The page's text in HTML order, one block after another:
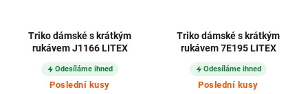
Triko dámské s krátkým
rukávem J1166 LITEX
Odesíláme ihned
Poslední kusy
Triko dámské s krátkým
rukávem 7E195 LITEX
Odesíláme ihned
Poslední kusy